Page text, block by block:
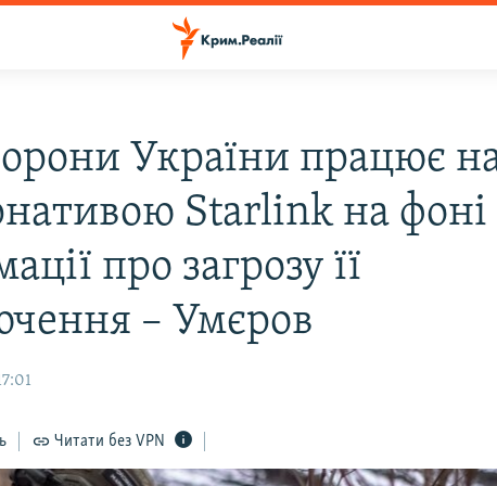
України працює
Starlink на фоні
про загрозу її
– Умєров
Читати без VPN